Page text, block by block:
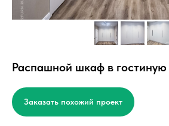
Распашной шкаф в гостиную
Заказать похожий проект